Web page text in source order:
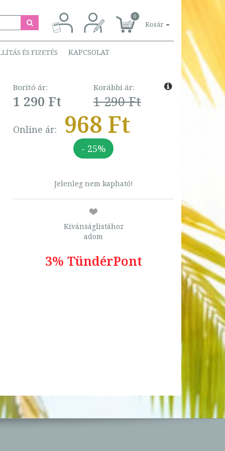
0
Kosár
ÉS FIZETÉS KAPCSOLAT
Borító ár:
1 290 Ft
Korábbi ár:
1 290 Ft
Online ár: 968 Ft
- 25%
Jelenleg nem kapható!
Kívánságlistához
adom
3% TündérPont